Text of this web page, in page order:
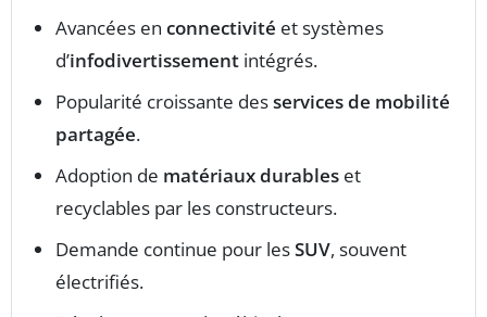
Avancées en connectivité et systèmes
d’infodivertissement intégrés.
Popularité croissante desservices de mobilité
partagée.
Adoption de matériaux durables et
recyclables par les constructeurs.
Demande continue pour lesSUV, souvent
électrifiés.